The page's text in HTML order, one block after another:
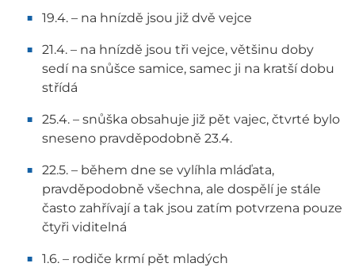
19.4. – na hnízdě jsou již dvě vejce
21.4. – na hnízdě jsou tři vejce, většinu doby
sedí na snůšce samice, samec ji na kratší dobu
střídá
25.4. – snůška obsahuje již pět vajec, čtvrté bylo
sneseno pravděpodobně 23.4.
22.5. – během dne se vylíhla mláďata,
pravděpodobně všechna, ale dospělí je stále
často zahřívají a tak jsou zatím potvrzena pouze
čtyři viditelná
1.6. – rodiče krmí pět mladých